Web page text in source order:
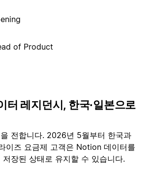
of Product
터 레지던시, 한국·일본으로
전합니다. 2026년 5월부터 한국과
이즈 요금제 고객은 Notion 데이터를
장된 상태로 유지할 수 있습니다.